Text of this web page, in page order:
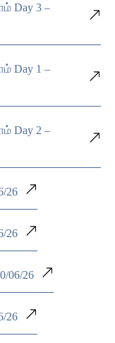
Day 3 –
Day 1 –
Day 2 –
26
26
06/26
26